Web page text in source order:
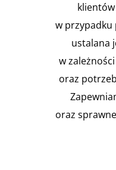
klientów
w przypadku
ustalana
w
oraz
oraz